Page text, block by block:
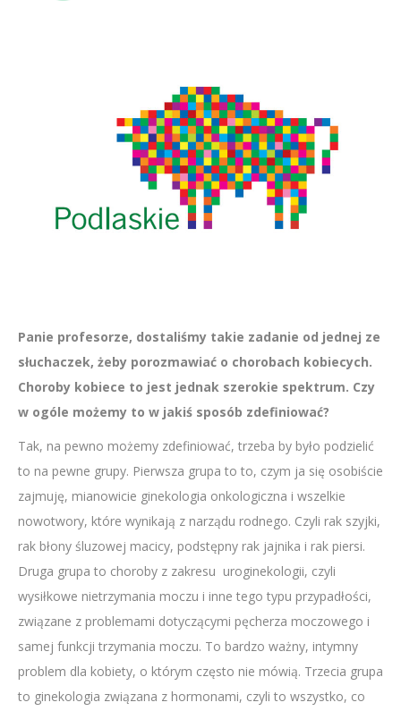
Panie profesorze, dostaliśmy takie zadanie od jednej ze
słuchaczek, żeby porozmawiać o chorobach kobiecych.
Choroby kobiece to jest jednak szerokie spektrum. Czy
w ogóle możemy to w jakiś sposób zdefiniować?
Tak, na pewno możemy zdefiniować, trzeba by było podzielić
to na pewne grupy. Pierwsza grupa to to, czym ja się osobiście
zajmuję, mianowicie ginekologia onkologiczna i wszelkie
nowotwory, które wynikają z narządu rodnego. Czyli rak szyjki,
rak błony śluzowej macicy, podstępny rak jajnika i rak piersi.
Druga grupa to choroby z zakresu uroginekologii, czyli
wysiłkowe nietrzymania moczu i inne tego typu przypadłości,
związane z problemami dotyczącymi pęcherza moczowego i
samej funkcji trzymania moczu. To bardzo ważny, intymny
problem dla kobiety, o którym często nie mówią. Trzecia grupa
to ginekologia związana z hormonami, czyli to wszystko, co